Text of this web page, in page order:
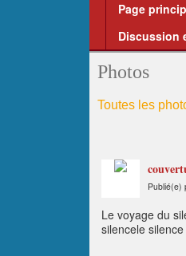
Page
Discussion
Photos
Toutes les
Publié(e)
Le voyage du
silencele